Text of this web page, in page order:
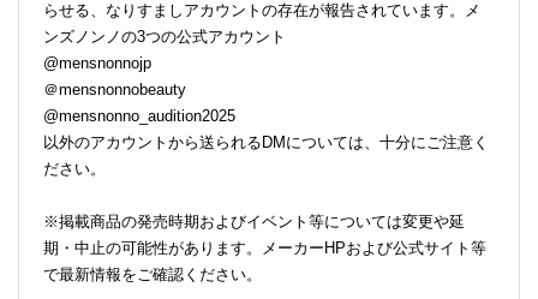
らせる、なりすましアカウントの存在が報告されています。メ
ンズノンノの3つの公式アカウント
@mensnonnojp
＠mensnonnobeauty
@mensnonno_audition2025
以外のアカウントから送られるDMについては、十分にご注意く
ださい。
※掲載商品の発売時期およびイベント等については変更や延
期・中止の可能性があります。メーカーHPおよび公式サイト等
で最新情報をご確認ください。